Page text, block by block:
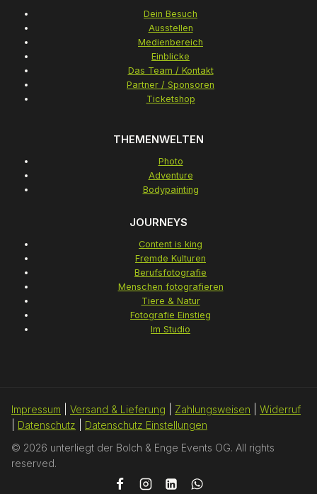
Dein Besuch
Ausstellen
Medienbereich
Einblicke
Das Team / Kontakt
Partner / Sponsoren
Ticketshop
THEMENWELTEN
Photo
Adventure
Bodypainting
JOURNEYS
Content is king
Fremde Kulturen
Berufsfotografie
Menschen fotografieren
Tiere & Natur
Fotografie Einstieg
Im Studio
Impressum Versand & Lieferung Zahlungsweisen
Widerruf
Datenschutz
Datenschutz Einstellungen
© 2026 unterliegt der Bolch & Enge Events OG. All rights
reserved.